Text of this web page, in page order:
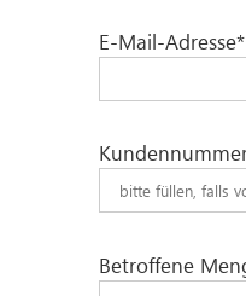
E-Mail-Adresse*
Betroffene